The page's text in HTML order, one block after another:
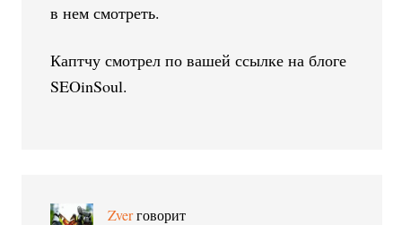
в нем смотреть.
Каптчу смотрел по вашей ссылке на блоге
SEOinSoul.
Zverговорит